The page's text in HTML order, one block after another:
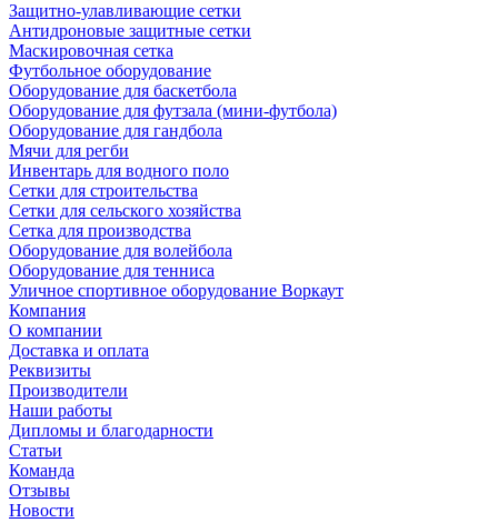
Защитно-улавливающие сетки
Антидроновые защитные сетки
Маскировочная сетка
Футбольное оборудование
Оборудование для баскетбола
Оборудование для футзала (мини-футбола)
Оборудование для гандбола
Мячи для регби
Инвентарь для водного поло
Сетки для строительства
Сетки для сельского хозяйства
Сетка для производства
Оборудование для волейбола
Оборудование для тенниса
Уличное спортивное оборудование Воркаут
Компания
О компании
Доставка и оплата
Реквизиты
Производители
Наши работы
Дипломы и благодарности
Статьи
Команда
Отзывы
Новости